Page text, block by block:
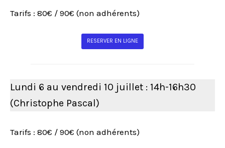
Tarifs : 80€ / 90€ (non adhérents)
RESERVER EN LIGNE
Lundi 6 au vendredi 10 juillet : 14h-16h30
(Christophe Pascal)
Tarifs : 80€ / 90€ (non adhérents)